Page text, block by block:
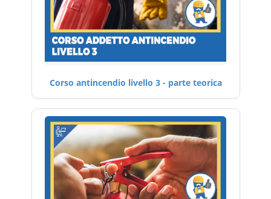
Corso antincendio livello 3 - parte teorica